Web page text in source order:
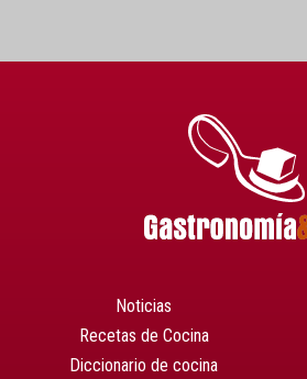
Noticias
Recetas de Cocina
Diccionario de cocina